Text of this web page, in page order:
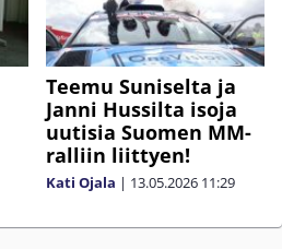
Teemu Suniselta ja
Janni Hussilta isoja
uutisia Suomen MM-
ralliin liittyen!
Kati Ojala | 13.05.2026 11:29